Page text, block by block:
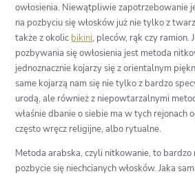
owłosienia. Niewątpliwie zapotrzebowanie
na pozbyciu się włosków już nie tylko z
także z okolic bikini, pleców, rąk czy ramion.
pozbywania się owłosienia jest metoda
jednoznacznie kojarzy się z orientalnym
same kojarzą nam się nie tylko z bardzo
urodą, ale również z niepowtarzalnymi
właśnie dbanie o siebie ma w tych rejonach
często wręcz religijne, albo rytualne.
Metoda arabska, czyli nitkowanie, to bardzo
pozbycie się niechcianych włosków. Jaka